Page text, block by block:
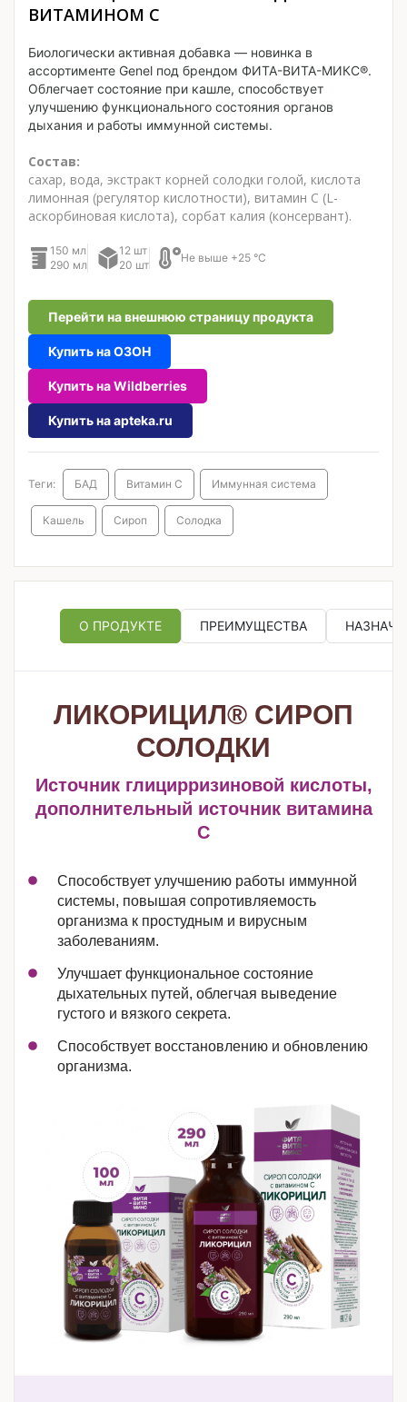
ВИТАМИНОМ С
Биологически активная добавка — новинка в
ассортименте Genel под брендом ФИТА-ВИТА-МИКС®.
Облегчает состояние при кашле, способствует
улучшению функционального состояния органов
дыхания и работы иммунной системы.
Состав:
сахар, вода, экстракт корней солодки голой, кислота
лимонная (регулятор кислотности), витамин С (L-
аскорбиновая кислота), сорбат калия (консервант).
150 мл
290 мл
12 шт
20 шт
Не выше +25 °C
Перейти на внешнюю страницу продукта
Купить на ОЗОН
Купить на Wildberries
Купить на apteka.ru
Теги: БАД Витамин С Иммунная система
Кашель Сироп Солодка
О ПРОДУКТЕ ПРЕИМУЩЕСТВА
ЛИКОРИЦИЛ® СИРОП
СОЛОДКИ
Источник глицирризиновой кислоты,
дополнительный источник витамина
С
Способствует улучшению работы иммунной
системы, повышая сопротивляемость
организма к простудным и вирусным
заболеваниям.
Улучшает функциональное состояние
дыхательных путей, облегчая выведение
густого и вязкого секрета.
Способствует восстановлению и обновлению
организма.